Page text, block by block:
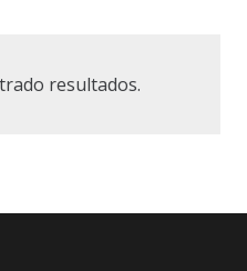
resultados.